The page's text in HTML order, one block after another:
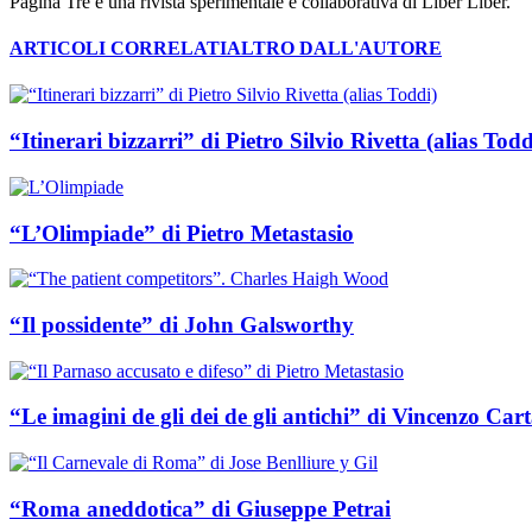
ARTICOLI CORRELATIALTRO DALL'AUTORE
“Itinerari bizzarri” di Pietro Silvio Rivetta (alias
“L’Olimpiade” di Pietro Metastasio
“Il possidente” di John Galsworthy
“Le imagini de gli dei de gli antichi” di Vincenzo
“Roma aneddotica” di Giuseppe Petrai